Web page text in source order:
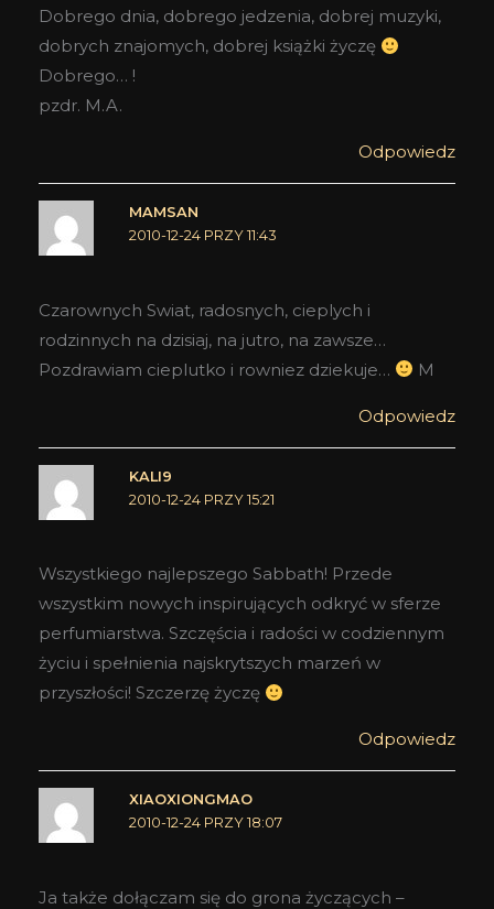
Dobrego dnia, dobrego jedzenia, dobrej muzyki,
dobrych znajomych, dobrej książki życzę
Dobrego… !
pzdr. M.A.
Odpowiedz
MAMSAN
2010-12-24 PRZY 11:43
Czarownych Swiat, radosnych, cieplych i
rodzinnych na dzisiaj, na jutro, na zawsze…
Pozdrawiam cieplutko i rowniez dziekuje…
M
Odpowiedz
KALI9
2010-12-24 PRZY 15:21
Wszystkiego najlepszego Sabbath! Przede
wszystkim nowych inspirujących odkryć w sferze
perfumiarstwa. Szczęścia i radości w codziennym
życiu i spełnienia najskrytszych marzeń w
przyszłości! Szczerzę życzę
Odpowiedz
XIAOXIONGMAO
2010-12-24 PRZY 18:07
Ja także dołączam się do grona życzących –